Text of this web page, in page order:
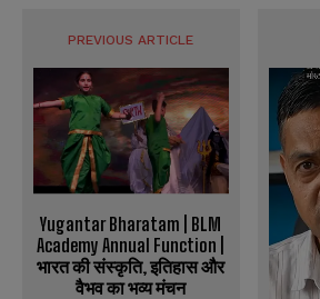
m
*
E
m
a
i
l
*
N
u
m
b
e
r
s
SUBMIT
m
*
E
m
a
i
l
*
N
u
m
b
e
r
s
SUBMIT
PREVIOUS ARTICLE
Yugantar Bharatam | BLM
Academy Annual Function |
भारत की संस्कृति, इतिहास और
वैभव का भव्य मंचन